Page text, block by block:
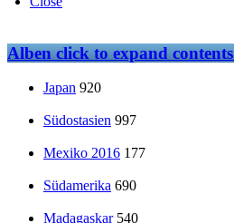
Albenclick to expand contents
Japan 920
Südostasien 997
Mexiko 2016 177
Südamerika 690
Madagaskar 540